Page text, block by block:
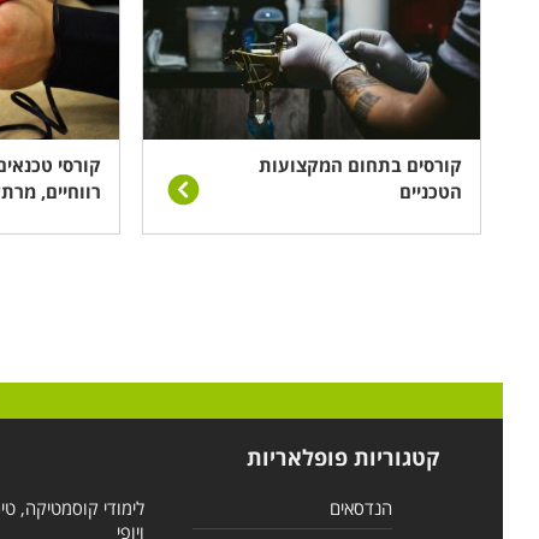
קורסים בתחום המקצועות
הטכניים
קורסי
רווחיים,
קטגוריות פופלאריות
הנדסאים
לימודי קוסמטיקה,
ויופי